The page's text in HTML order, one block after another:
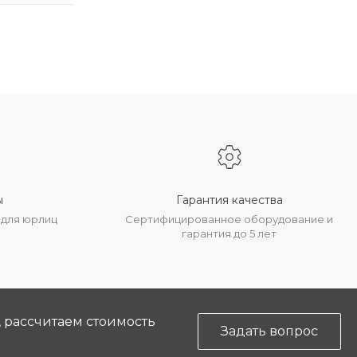
юрлиц
Гарантия качества
Сертифицированное оборудование и
гарантия до 5 лет
стоимость
Задать вопрос